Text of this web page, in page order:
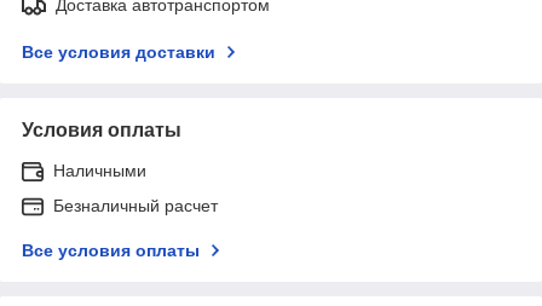
Доставка автотранспортом
Все условия доставки
Условия оплаты
Наличными
Безналичный расчет
Все условия оплаты